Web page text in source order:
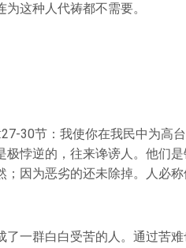
这种人代祷都不需要。
30节：我使你在我民中为高
悖逆的，往来谗谤人。他们
因为恶劣的还未除掉。人必
一群白白受苦的人。通过苦